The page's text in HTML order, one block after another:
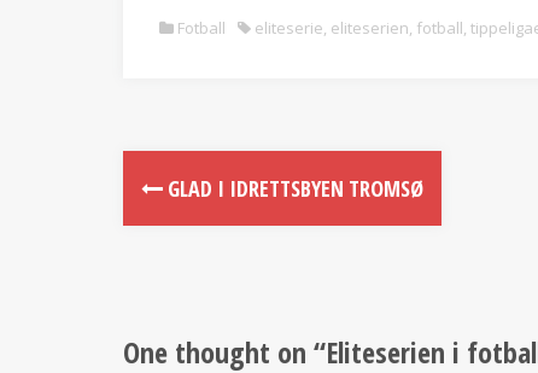
Fotball eliteserie, eliteserien, fotball,
GLAD I IDRETTSBYEN TROMSØ
One thought on “Eliteserien i